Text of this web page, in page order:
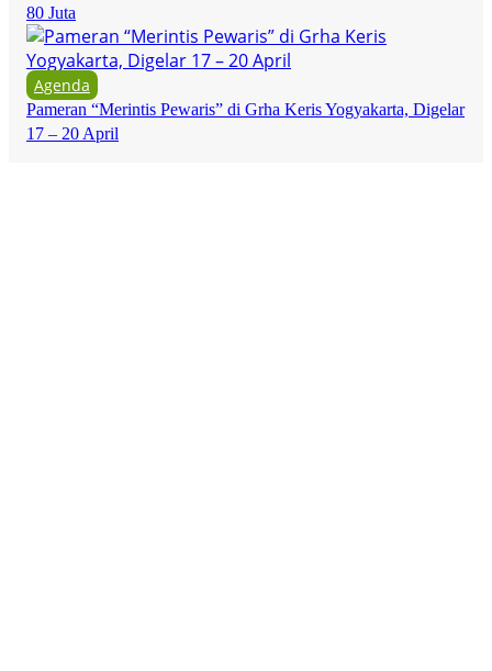
80 Juta
Agenda
Pameran “Merintis Pewaris” di Grha Keris Yogyakarta, Digelar
17 – 20 April